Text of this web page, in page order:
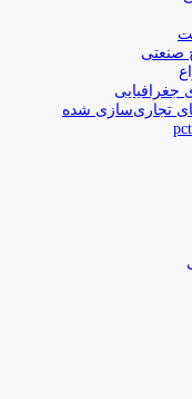
صنعتی
جغرافیایی
تجاری‌سازی شده